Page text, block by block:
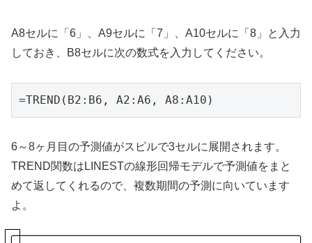
A8セルに「6」、A9セルに「7」、A10セルに「8」と入力
しておき、B8セルに次の数式を入力してください。
=TREND(B2:B6, A2:A6, A8:A10)
6～8ヶ月目の予測値がスピルで3セルに展開されます。
TREND関数はLINESTの線形回帰モデルで予測値をまと
めて返してくれるので、複数期間の予測に向いています
よ。